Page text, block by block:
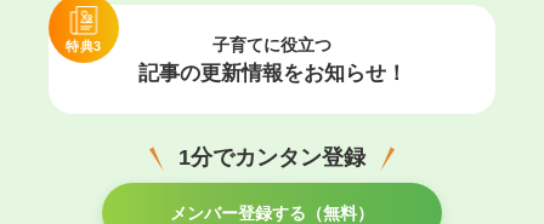
特典3 子育てに役立つ
記事の更新情報をお知らせ！
1分でカンタン登録
メンバー登録する（無料）